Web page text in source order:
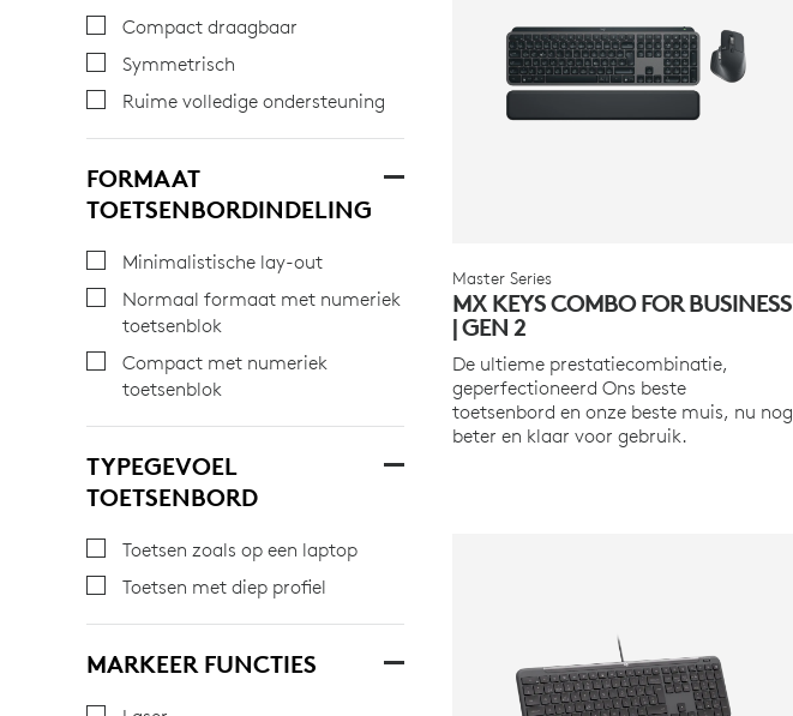
Compact draagbaar
Symmetrisch
Ruime volledige ondersteuning
FORMAAT
TOETSENBORDINDELING
Minimalistische lay-out
Normaal formaat met numeriek
toetsenblok
Compact met numeriek
toetsenblok
TYPEGEVOEL
TOETSENBORD
Toetsen zoals op een laptop
Toetsen met diep profiel
MARKEER FUNCTIES
Master Series
MX KEYS COMBO FOR BUSINESS
| GEN 2
De ultieme prestatiecombinatie,
geperfectioneerd Ons beste
toetsenbord en onze beste muis, nu nog
beter en klaar voor gebruik.